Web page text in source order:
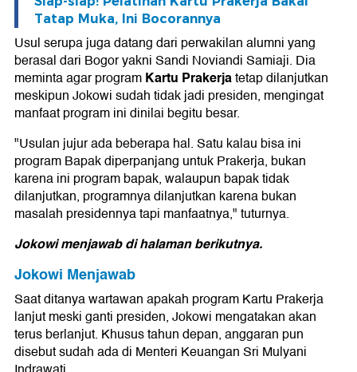
Tatap Muka, Ini Bocorannya
Usul serupa juga datang dari perwakilan alumni yang
berasal dari Bogor yakni Sandi Noviandi Samiaji. Dia
meminta agar programKartu Prakerjatetap dilanjutkan
meskipun Jokowi sudah tidak jadi presiden, mengingat
manfaat program ini dinilai begitu besar.
"Usulan jujur ada beberapa hal. Satu kalau bisa ini
program Bapak diperpanjang untuk Prakerja, bukan
karena ini program bapak, walaupun bapak tidak
dilanjutkan, programnya dilanjutkan karena bukan
masalah presidennya tapi manfaatnya," tuturnya.
Jokowi menjawab di halaman berikutnya.
Jokowi Menjawab
Saat ditanya wartawan apakah program Kartu Prakerja
lanjut meski ganti presiden, Jokowi mengatakan akan
terus berlanjut. Khusus tahun depan, anggaran pun
disebut sudah ada di Menteri Keuangan Sri Mulyani